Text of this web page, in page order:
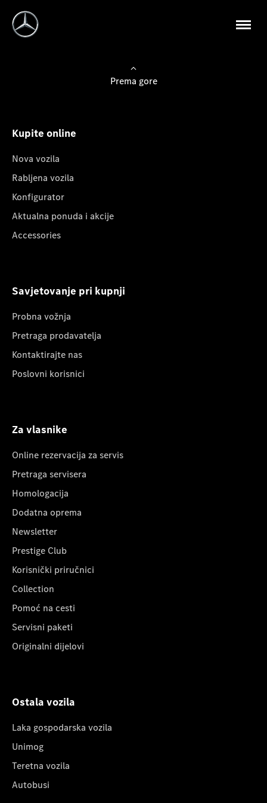
Prema gore
Kupite online
Nova vozila
Rabljena vozila
Konfigurator
Aktualna ponuda i akcije
Accessories
Savjetovanje pri kupnji
Probna vožnja
Pretraga prodavatelja
Kontaktirajte nas
Poslovni korisnici
Za vlasnike
Online rezervacija za servis
Pretraga servisera
Homologacija
Dodatna oprema
Newsletter
Prestige Club
Korisnički priručnici
Collection
Pomoć na cesti
Servisni paketi
Originalni dijelovi
Ostala vozila
Laka gospodarska vozila
Unimog
Teretna vozila
Autobusi